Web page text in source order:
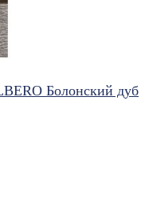
Болонский дуб